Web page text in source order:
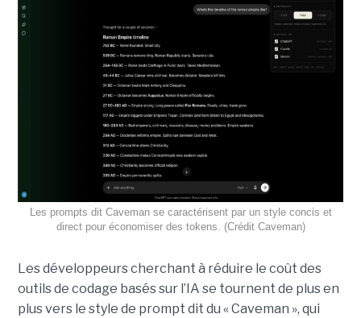
Les prompts dit Caveman se caractérisent par un style concis et
direct pour économiser des tokens. (Crédit Caveman)
Les développeurs cherchant à réduire le coût des
outils de codage basés sur l’IA se tournent de plus en
plus vers le style de prompt dit du « Caveman », qui